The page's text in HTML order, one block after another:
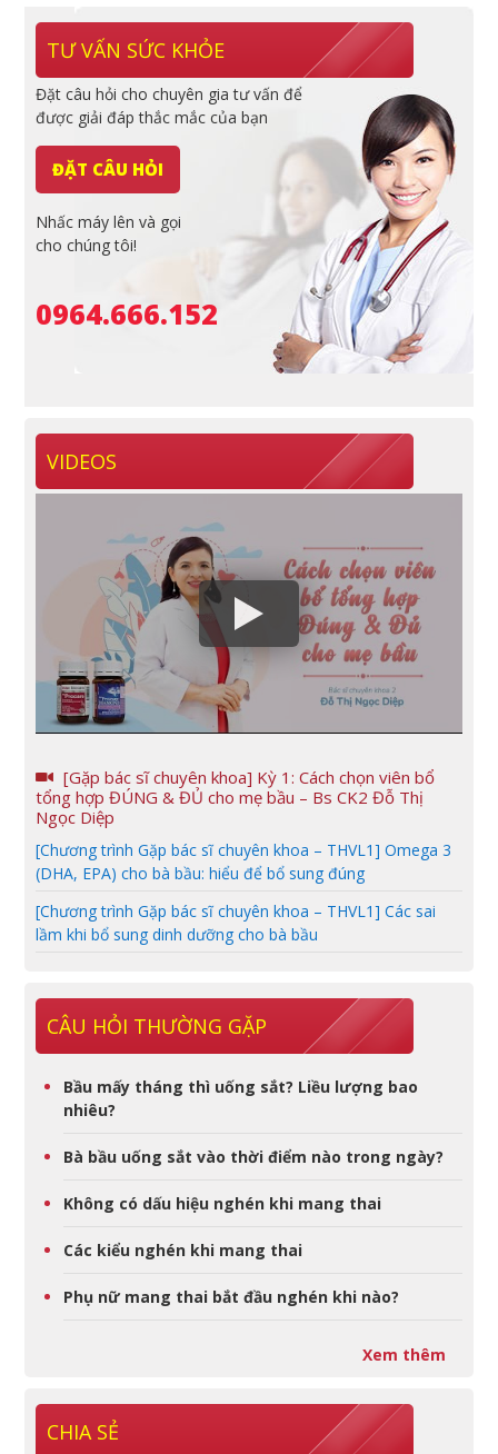
TƯ VẤN SỨC KHỎE
Đặt câu hỏi cho chuyên gia tư vấn để
được giải đáp thắc mắc của bạn
0964.666.152
ĐẶT CÂU HỎI
Nhấc máy lên và gọi
cho chúng tôi!
VIDEOS
[Gặp bác sĩ chuyên khoa] Kỳ 1: Cách chọn viên bổ
tổng hợp ĐÚNG & ĐỦ cho mẹ bầu – Bs CK2 Đỗ Thị
Ngọc Diệp
[Chương trình Gặp bác sĩ chuyên khoa – THVL1] Omega 3
(DHA, EPA) cho bà bầu: hiểu để bổ sung đúng
[Chương trình Gặp bác sĩ chuyên khoa – THVL1] Các sai
lầm khi bổ sung dinh dưỡng cho bà bầu
CÂU HỎI THƯỜNG GẶP
Bầu mấy tháng thì uống sắt? Liều lượng bao
nhiêu?
Bà bầu uống sắt vào thời điểm nào trong ngày?
Không có dấu hiệu nghén khi mang thai
Các kiểu nghén khi mang thai
Phụ nữ mang thai bắt đầu nghén khi nào?
Xem thêm
CHIA SẺ